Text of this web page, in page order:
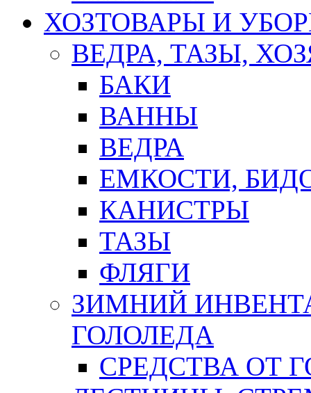
ХОЗТОВАРЫ И
ВЕДРА, ТАЗЫ,
БАКИ
ВАННЫ
ВЕДРА
ЕМКОСТИ,
КАНИСТРЫ
ТАЗЫ
ФЛЯГИ
ЗИМНИЙ
ГОЛОЛЕДА
СРЕДСТВА ОТ